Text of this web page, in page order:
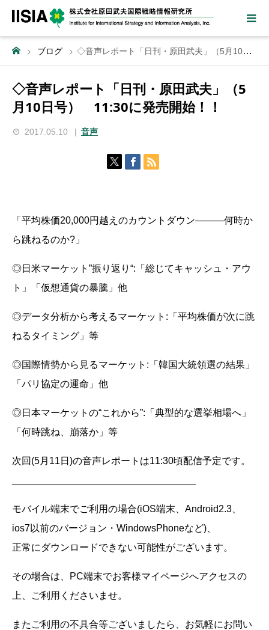
ブログ ◇音声レポート「日刊・原田武夫」（5月10日号） 11:30に発売開始！！
◇音声レポート「日刊・原田武夫」（5
月10日号） 11:30に発売開始！！
2017.05.10 音声
「平均株価20,000円越えのカウントダウン―――何時か
ら跳ねるのか?」
◎日米マーケット”振り返り“:「総じてキャッシュ・アウ
ト」「仮想通貨の暴騰」他
◎データ分析から考えるマーケット:「平均株価が次に跳
ねるタイミング」等
◎国際情勢から見るマーケット:「韓国大統領選の結果」
「パリ協定の運命」他
◎日本マーケットの“これから”:「典型的な選挙相場へ」
「何時跳ね、崩落か」等
次回(5月11日)の音声レポートは11:30頃配信予定です。
モバイル端末でご利用の場合(iOS端末、Android2.3、
ios7以前のバージョン・WindowsPhoneなど)、
正常にダウンロードできない可能性がございます。
その場合は、PC端末でお客様マイページへアクセスの
上、ご利用くださいませ。
またご利用の不具合等ございましたら、お気軽にお問い